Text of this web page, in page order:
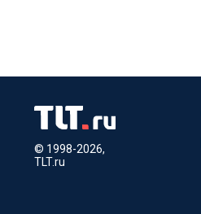
© 1998-2026,
TLT.ru